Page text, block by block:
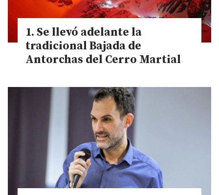
Se llevó adelante la
tradicional Bajada de
Antorchas del Cerro Martial